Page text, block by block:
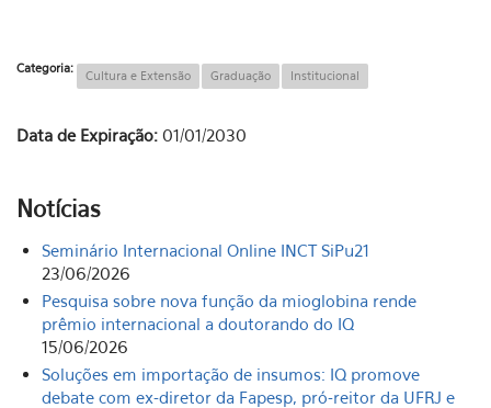
Categoria: Cultura e Extensão Graduação Institucional
Data de Expiração: 01/01/2030
Notícias
Seminário Internacional Online INCT SiPu21
23/06/2026
Pesquisa sobre nova função da mioglobina rende
prêmio internacional a doutorando do IQ
15/06/2026
Soluções em importação de insumos: IQ promove
debate com ex-diretor da Fapesp, pró-reitor da UFRJ e